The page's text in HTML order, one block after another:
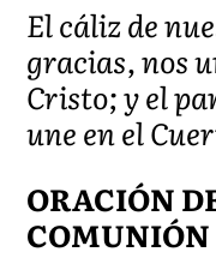
El cáliz de
gracias, nos
Cristo; y el
une en el
ORACIÓN
COMUNIÓN